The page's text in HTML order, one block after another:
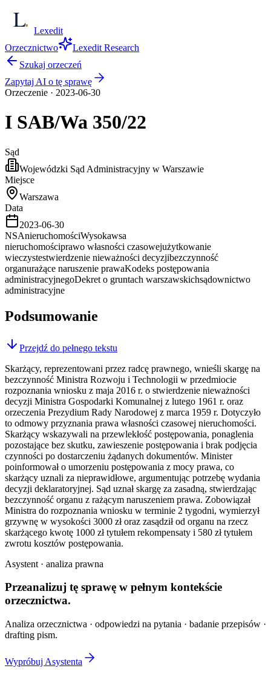
Lexedit
Orzecznictwo
Lexedit Research
Szukaj orzeczeń
Zapytaj AI o tę sprawę
Orzeczenie · 2023-06-30
I SAB/Wa 350/22
Sąd
Wojewódzki Sąd Administracyjny w Warszawie
Miejsce
Warszawa
Data
2023-06-30
NSAnieruchomościWysokawsa
nieruchomościprawo własności czasowejużytkowanie
wieczystestwierdzenie nieważności decyzjibezczynność
organurażące naruszenie prawaKodeks postępowania
administracyjnegoDekret o gruntach warszawskichsądownictwo
administracyjne
Podsumowanie
Przejdź do pełnego tekstu
Skarżący, reprezentowani przez radcę prawnego, wnieśli skargę na
bezczynność Ministra Rozwoju i Technologii w przedmiocie
rozpoznania wniosku z maja 2016 r. o stwierdzenie nieważności
decyzji Ministra Gospodarki Komunalnej z lutego 1961 r. oraz
orzeczenia Prezydium Rady Narodowej z marca 1959 r. Dotyczyło
to odmowy przyznania prawa własności czasowej nieruchomości.
Skarżący wskazywali na przewlekłość postępowania, ponaglenia
pozostające bez skutku, zawieszenie postępowania i brak podjęcia
czynności po dostarczeniu żądanych dokumentów. Minister
poinformował o umorzeniu postępowania z mocy prawa, co
skarżący uznali za nieprawidłowe, argumentując potrzebę wydania
decyzji deklaratoryjnej. Sąd uznał skargę za zasadną, stwierdzając
bezczynność organu z rażącym naruszeniem prawa. Zobowiązał
Ministra do rozpoznania wniosku w terminie 2 tygodni, wymierzył
grzywnę w wysokości 3000 zł oraz zasądził od organu na rzecz
skarżącego kwotę 1000 zł tytułem rekompensaty i 580 zł tytułem
zwrotu kosztów postępowania.
Asystent · analiza prawna
Przeanalizuj tę sprawę w pełnym kontekście
orzecznictwa.
Analiza orzecznictwa · odpowiedzi na pytania · badanie przepisów ·
drafting pism.
Wypróbuj Asystenta